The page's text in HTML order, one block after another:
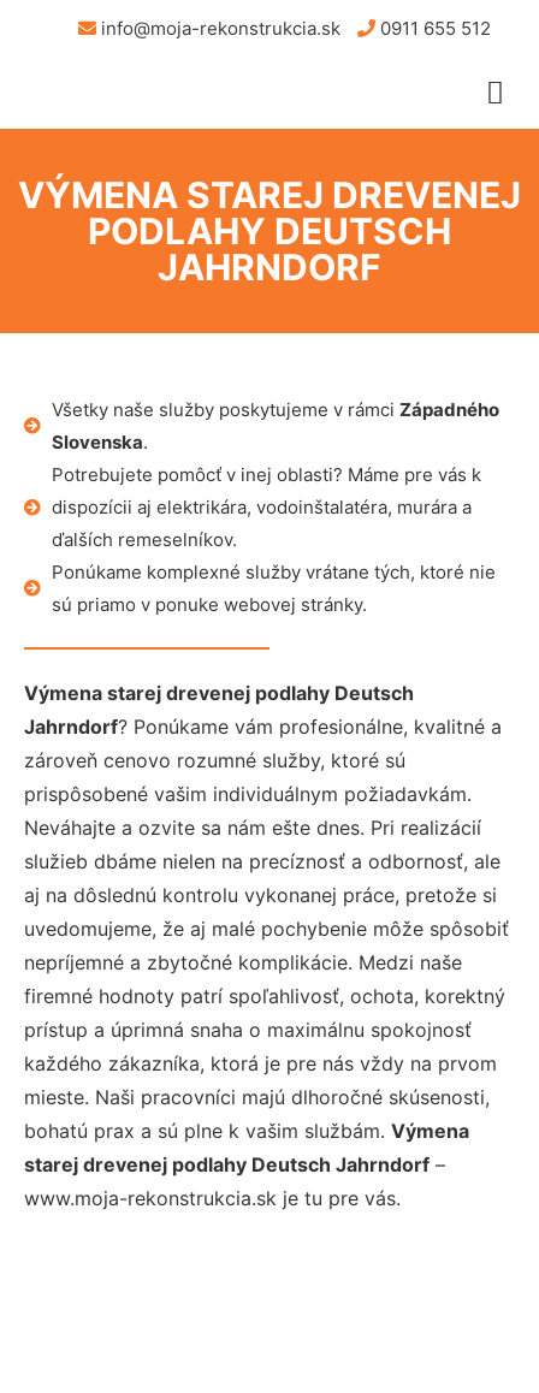
info@moja-rekonstrukcia.sk 0911 655 512
VÝMENA STAREJ DREVENEJ
PODLAHY DEUTSCH
JAHRNDORF
Všetky naše služby poskytujeme v rámci Západného
Slovenska.
Potrebujete pomôcť v inej oblasti? Máme pre vás k
dispozícii aj elektrikára, vodoinštalatéra, murára a
ďalších remeselníkov.
Ponúkame komplexné služby vrátane tých, ktoré nie
sú priamo v ponuke webovej stránky.
Výmena starej drevenej podlahy Deutsch
Jahrndorf? Ponúkame vám profesionálne, kvalitné a
zároveň cenovo rozumné služby, ktoré sú
prispôsobené vašim individuálnym požiadavkám.
Neváhajte a ozvite sa nám ešte dnes. Pri realizácií
služieb dbáme nielen na precíznosť a odbornosť, ale
aj na dôslednú kontrolu vykonanej práce, pretože si
uvedomujeme, že aj malé pochybenie môže spôsobiť
nepríjemné a zbytočné komplikácie. Medzi naše
firemné hodnoty patrí spoľahlivosť, ochota, korektný
prístup a úprimná snaha o maximálnu spokojnosť
každého zákazníka, ktorá je pre nás vždy na prvom
mieste. Naši pracovníci majú dlhoročné skúsenosti,
bohatú prax a sú plne k vašim službám. Výmena
starej drevenej podlahy Deutsch Jahrndorf –
www.moja-rekonstrukcia.sk je tu pre vás.